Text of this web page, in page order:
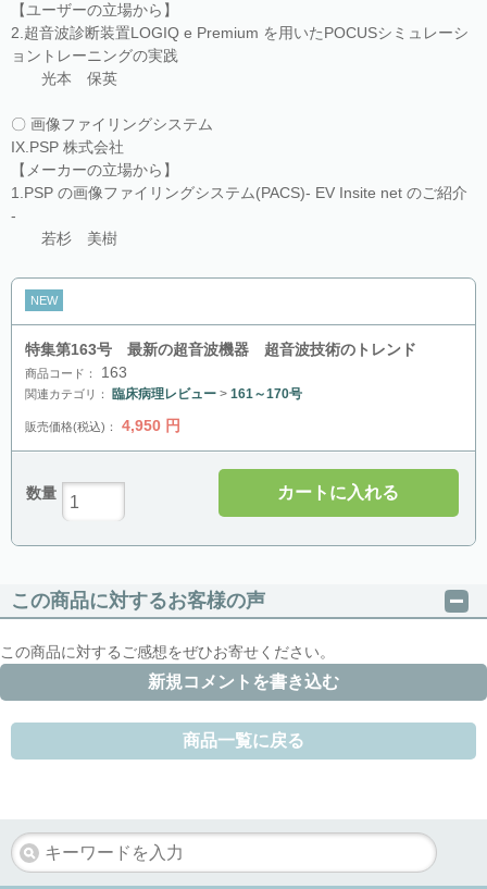
【ユーザーの立場から】
2.超音波診断装置LOGIQ e Premium を用いたPOCUSシミュレーシ
ョントレーニングの実践
光本 保英
〇 画像ファイリングシステム
IX.PSP 株式会社
【メーカーの立場から】
1.PSP の画像ファイリングシステム(PACS)- EV Insite net のご紹介
-
若杉 美樹
NEW
特集第163号 最新の超音波機器 超音波技術のトレンド
商品コード： 163
関連カテゴリ： 臨床病理レビュー > 161～170号
販売価格(税込)： 4,950 円
数量 カートに入れる
この商品に対するお客様の声
この商品に対するご感想をぜひお寄せください。
新規コメントを書き込む
商品一覧に戻る